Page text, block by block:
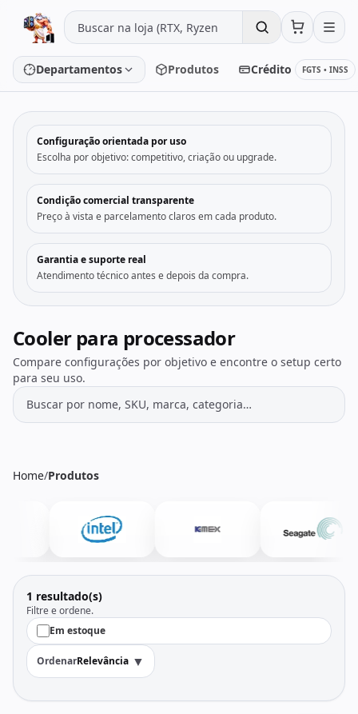
Pular para o conteúdo
Departamentos
Placa de vídeo
Placa-mãe Memória
SSD/HD Periféricos
PC Gamer Notebooks
Todos os produtos Seleções
Atendimento
Produtos Crédito FGTS • INSS
‹ ›
Configuração orientada por uso
Escolha por objetivo: competitivo, criação ou upgrade.
Condição comercial transparente
Preço à vista e parcelamento claros em cada produto.
Garantia e suporte real
Atendimento técnico antes e depois da compra.
Cooler para processador
Compare configurações por objetivo e encontre o setup certo
para seu uso.
Home/Produtos
1 resultado(s)
Filtre e ordene.
Em estoque
OrdenarRelevância ▼